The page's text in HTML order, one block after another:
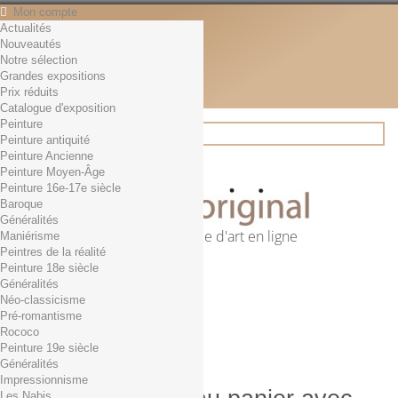
Mon compte
Contact
Français
English
Français
Actualités
Rechercher
Première librairie d'art en ligne
Panier (vide)
Aucun produit
0,01€ dès 29€ d'achat
0,00 € Total
Commander
Actualités
Nouveautés
Notre sélection
Grandes expositions
Prix réduits
Catalogue d'exposition
Peinture
Peinture antiquité
Peinture Ancienne
Peinture Moyen-Âge
Peinture 16e-17e siècle
Baroque
Généralités
Maniérisme
Peintres de la réalité
Peinture 18e siècle
Généralités
Néo-classicisme
Pré-romantisme
Rococo
Peinture 19e siècle
Généralités
Impressionnisme